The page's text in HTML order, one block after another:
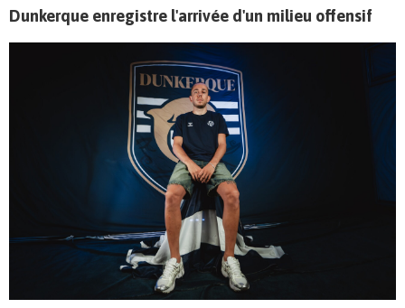
Dunkerque enregistre l'arrivée d'un milieu offensif